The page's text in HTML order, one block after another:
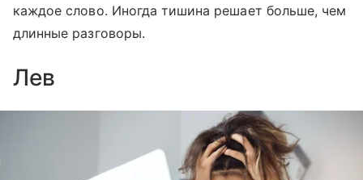
каждое слово. Иногда тишина решает больше, чем
длинные разговоры.
Лев